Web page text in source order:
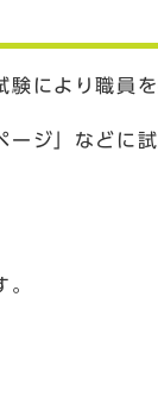
により職員を
ジ」などに
。